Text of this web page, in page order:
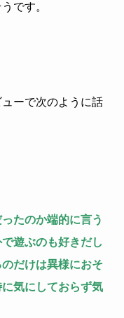
です。
ーで次のように話
たのか端的に言う
遊ぶのも好きだし
だけは異様におそ
気にしておらず気